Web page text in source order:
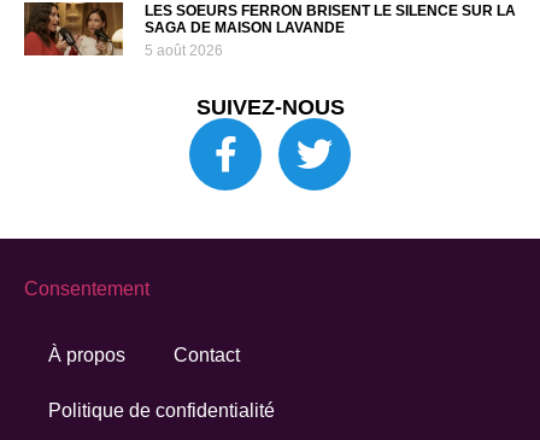
LES SOEURS FERRON BRISENT LE SILENCE SUR LA
SAGA DE MAISON LAVANDE
5 août 2026
SUIVEZ-NOUS
À propos Contact
Politique de confidentialité
Consentement